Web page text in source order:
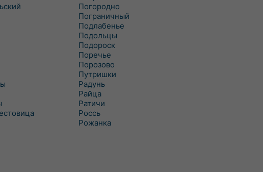
Погородно
Пограничный
Подлабенье
Подольцы
Подороск
Поречье
Порозово
Путришки
Радунь
Райца
Ратичи
Роcсь
Рожанка